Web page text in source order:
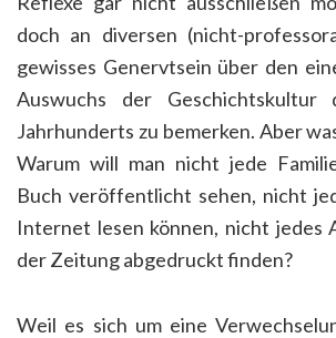
doch an diversen (nicht-
gewisses Genervtsein über den
Auswuchs der
Jahrhunderts zu bemerken. Aber
Warum will man nicht jede
Buch veröffentlicht sehen, nicht
Internet lesen können, nicht jedes
der Zeitung abgedruckt finden?
Weil es sich um eine